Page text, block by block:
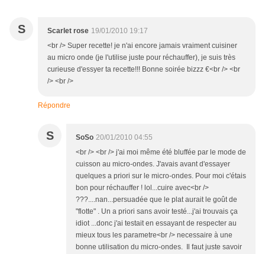
S Scarlet rose 19/01/2010 19:17
<br /> Super recette! je n'ai encore jamais vraiment cuisiner
au micro onde (je l'utilise juste pour réchauffer), je suis très
curieuse d'essyer ta recette!!! Bonne soirée bizzz €<br /> <br
/> <br />
Répondre
S SoSo 20/01/2010 04:55
<br /> <br /> j'ai moi même été bluffée par le mode de
cuisson au micro-ondes. J'avais avant d'essayer
quelques a priori sur le micro-ondes. Pour moi c'étais
bon pour réchauffer ! lol...cuire avec<br />
???....nan...persuadée que le plat aurait le goût de
"flotte" . Un a priori sans avoir testé...j'ai trouvais ça
idiot ...donc j'ai testait en essayant de respecter au
mieux tous les parametre<br /> necessaire à une
bonne utilisation du micro-ondes. Il faut juste savoir